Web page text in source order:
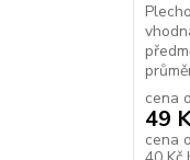
cena
49
cena